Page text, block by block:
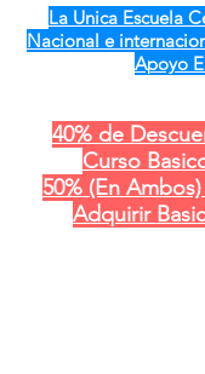
La Unica Escuela
Nacional e
Apoyo
40% de
Curso
50% (En
Adquirir